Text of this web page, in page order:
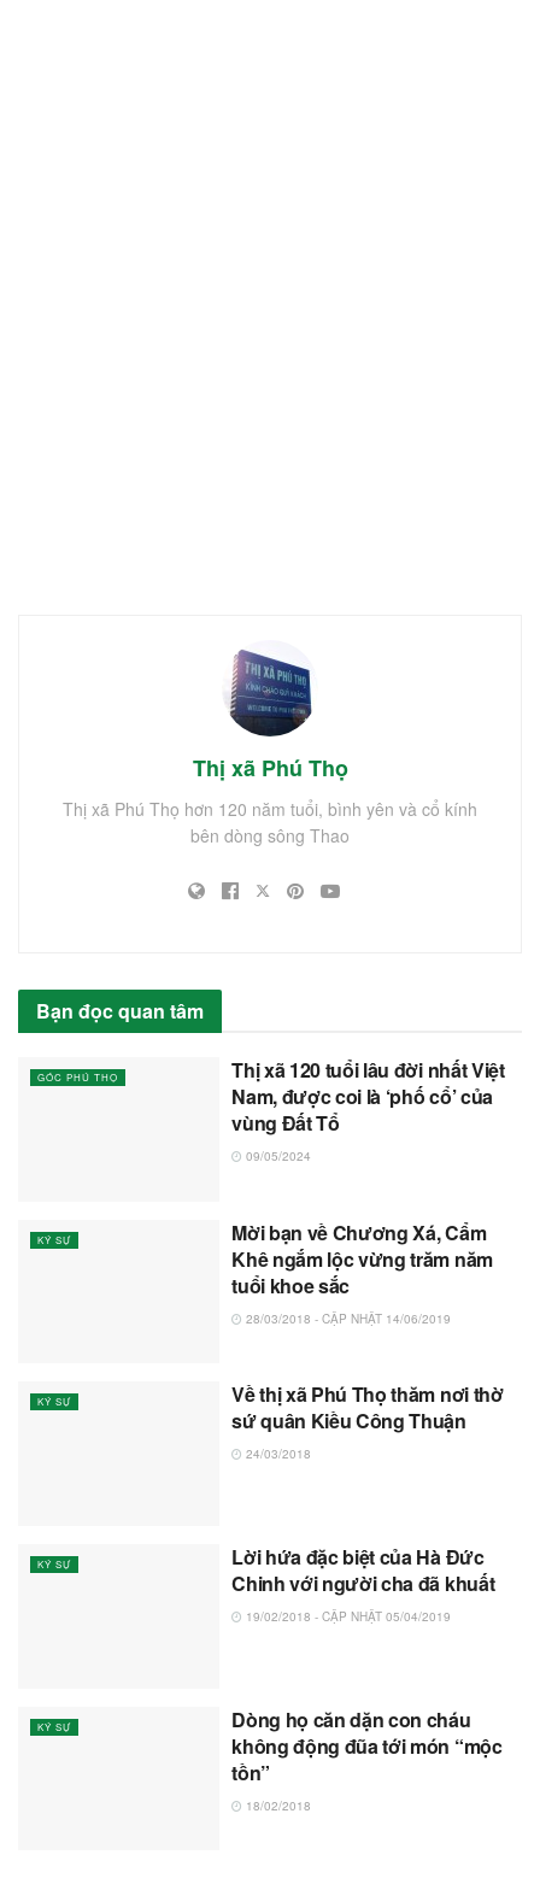
Thị xã Phú Thọ
Thị xã Phú Thọ hơn 120 năm tuổi, bình yên và cổ kính
bên dòng sông Thao
Bạn đọc quan tâm
GÓC PHÚ THỌ
Thị xã 120 tuổi lâu đời nhất Việt
Nam, được coi là ‘phố cổ’ của
vùng Đất Tổ
09/05/2024
KÝ SỰ
Mời bạn về Chương Xá, Cẩm
Khê ngắm lộc vừng trăm năm
tuổi khoe sắc
28/03/2018 - CẬP NHẬT 14/06/2019
KÝ SỰ
Về thị xã Phú Thọ thăm nơi thờ
sứ quân Kiều Công Thuận
24/03/2018
KÝ SỰ
Lời hứa đặc biệt của Hà Đức
Chinh với người cha đã khuất
19/02/2018 - CẬP NHẬT 05/04/2019
KÝ SỰ
Dòng họ căn dặn con cháu
không động đũa tới món “mộc
tồn”
18/02/2018